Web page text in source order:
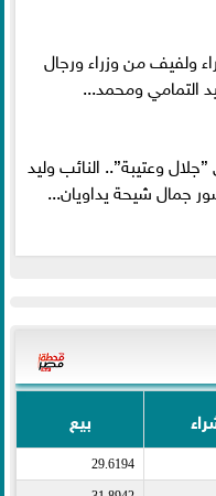
ولفيف من وزراء ورجال
التمامي ومحمد...
وعتيبة”.. النائب وليد
جمال شيحة يداويان...
بيع
29.6194